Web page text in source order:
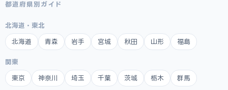
都道府県別ガイド
北海道・東北
北海道 青森 岩手 宮城 秋田 山形 福島
関東
東京 神奈川 埼玉 千葉 茨城 栃木 群馬